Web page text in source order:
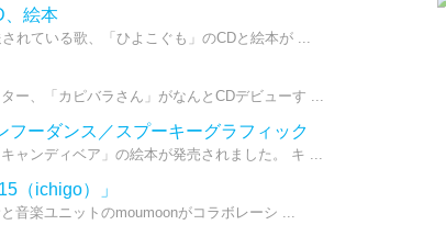
、絵本
れている歌、「ひよこぐも」のCDと絵本が ...
ー、「カピバラさん」がなんとCDデビューす ...
フーダンス／スプーキーグラフィック
ャンディベア」の絵本が発売されました。 キ ...
（ichigo）」
音楽ユニットのmoumoonがコラボレーシ ...